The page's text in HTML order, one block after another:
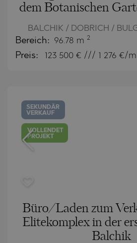
dem Botanischen
BALCHIK / DOBRICH /
Bereich: 96.78 m 2
Preis: 123 500 € /// 1 276 €/m
SEKUNDÄR
VERKAUF
VOLLENDET
PROJEKT
Büro/Laden zum
Elitekomplex in der
Balchik